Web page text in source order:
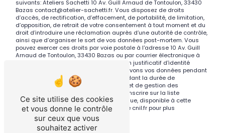
suivants: Ateliers Sachetti 10 Av. Guill Arnaud de Tontoulon, 33430
Bazas contact@atelier-sachetti.fr. Vous disposez de droits
d’accès, de rectification, d’effacement, de portabilité, de limitation,
d’opposition, de retrait de votre consentement à tout moment et du
droit d’introduire une réclamation auprès d’une autorité de contrôle,
ainsi que d’organiser le sort de vos données post-mortem. Vous
pouvez exercer ces droits par voie postale à l'adresse 10 Av. Guill
Arnaud de Tontoulon, 33430 Bazas ou par courrier électronique à
l'adresse contact@atelier-sachetti.fr. Un justificatif d'identité
pourra vous être demandé. Nous conservons vos données pendant
la période de prise de contact puis pendant la durée de
prescription légale aux fins probatoires et de gestion des
contentieux. Vous avez le droit de vous inscrire sur la liste
d'opposition au démarchage téléphonique, disponible à cette
adresse:Bloctel.gouv.fr . Consultez le site cnil.fr pour plus
d’informations sur vos droits.
Ce site utilise des cookies
et vous donne le contrôle
sur ceux que vous
souhaitez activer